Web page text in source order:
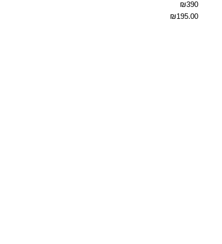
₪390
₪195.00